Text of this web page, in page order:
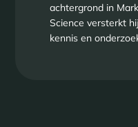
achtergrond in
Science versterkt
kennis en